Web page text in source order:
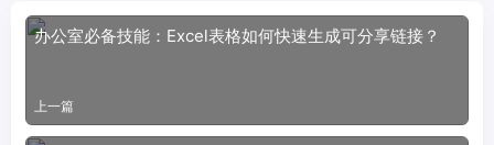
办公室必备技能：Excel表格如何快速生成可分享链接？
上一篇